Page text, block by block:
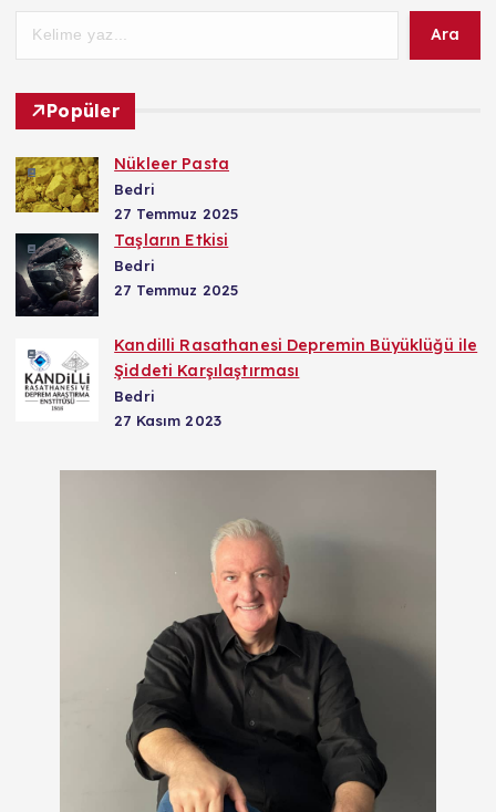
Ara
Popüler
Nükleer Pasta
Bedri
27 Temmuz 2025
Taşların Etkisi
Bedri
27 Temmuz 2025
Kandilli Rasathanesi Depremin Büyüklüğü ile
Şiddeti Karşılaştırması
Bedri
27 Kasım 2023